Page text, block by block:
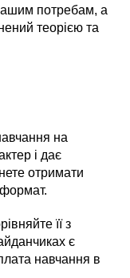
потребам, а
теорією та
на
і дає
отримати
її з
є
навчання в